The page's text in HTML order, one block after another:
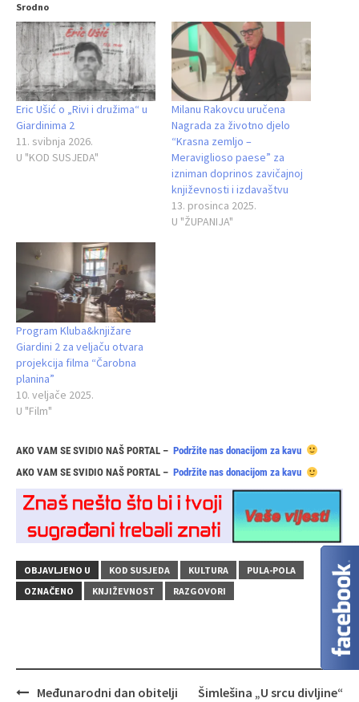
Srodno
Eric Ušić o „Rivi i družima“ u
Giardinima 2
11. svibnja 2026.
U "KOD SUSJEDA"
Milanu Rakovcu uručena
Nagrada za životno djelo
“Krasna zemljo –
Meraviglioso paese” za
izniman doprinos zavičajnoj
književnosti i izdavaštvu
13. prosinca 2025.
U "ŽUPANIJA"
Program Kluba&knjižare
Giardini 2 za veljaču otvara
projekcija filma “Čarobna
planina”
10. veljače 2025.
U "Film"
AKO VAM SE SVIDIO NAŠ PORTAL – Podržite nas donacijom za kavu
AKO VAM SE SVIDIO NAŠ PORTAL – Podržite nas donacijom za kavu
OBJAVLJENO U KOD SUSJEDA KULTURA
PULA-POLA
OZNAČENO
KNJIŽEVNOST RAZGOVORI
Navigacija
Međunarodni dan obitelji
Šimlešina „U srcu divljine“